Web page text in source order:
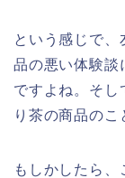
という感じで、
品の悪い体験談
ですよね。そし
り茶の商品のこ
もしかしたら